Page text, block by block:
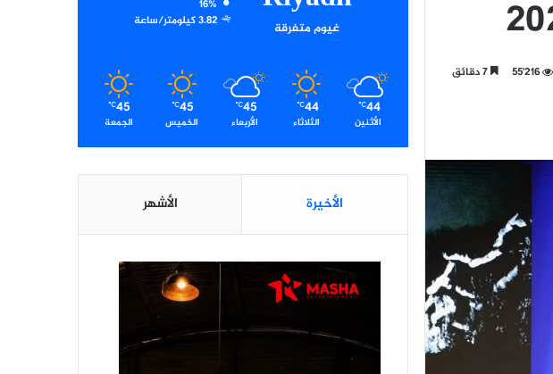
55٬216
غيوم متفرقة
16%
3.82 كيلومتر/ساعة
44
℃
الأثنين
44
℃
الثلاثاء
45
℃
الأربعاء
45
℃
الخميس
45
℃
الجمعة
الأخيرة الأشهر